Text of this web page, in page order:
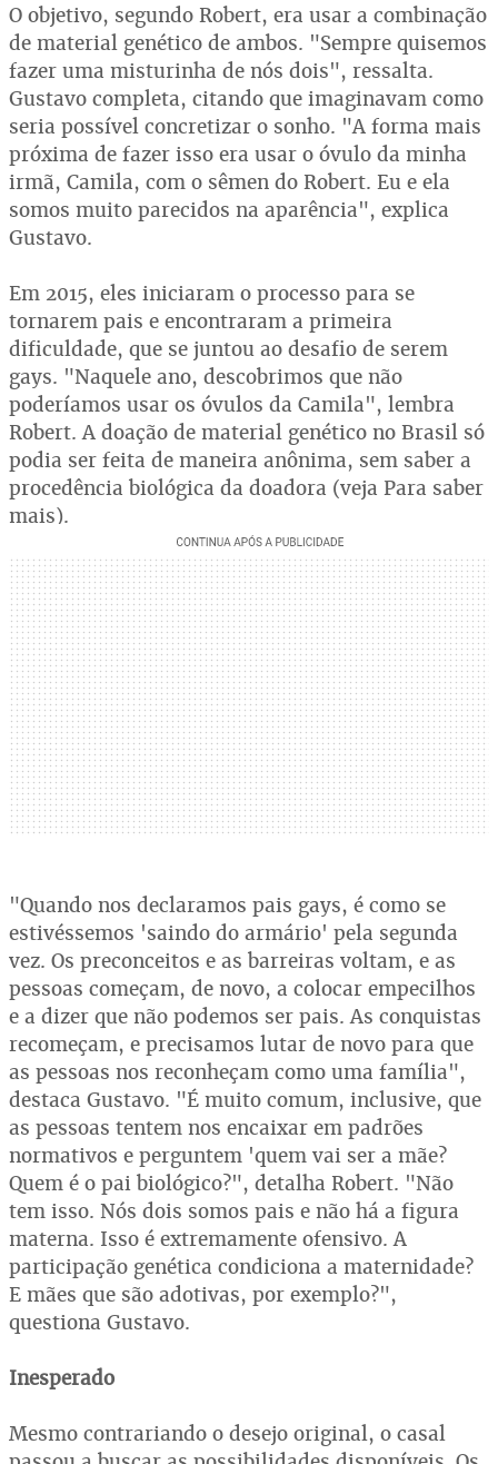
O objetivo, segundo Robert, era usar a combinação
de material genético de ambos. "Sempre quisemos
fazer uma misturinha de nós dois", ressalta.
Gustavo completa, citando que imaginavam como
seria possível concretizar o sonho. "A forma mais
próxima de fazer isso era usar o óvulo da minha
irmã, Camila, com o sêmen do Robert. Eu e ela
somos muito parecidos na aparência", explica
Gustavo.
Em 2015, eles iniciaram o processo para se
tornarem pais e encontraram a primeira
dificuldade, que se juntou ao desafio de serem
gays. "Naquele ano, descobrimos que não
poderíamos usar os óvulos da Camila", lembra
Robert. A doação de material genético no Brasil só
podia ser feita de maneira anônima, sem saber a
procedência biológica da doadora (veja Para saber
mais).
"Quando nos declaramos pais gays, é como se
estivéssemos 'saindo do armário' pela segunda
vez. Os preconceitos e as barreiras voltam, e as
pessoas começam, de novo, a colocar empecilhos
e a dizer que não podemos ser pais. As conquistas
recomeçam, e precisamos lutar de novo para que
as pessoas nos reconheçam como uma família",
destaca Gustavo. "É muito comum, inclusive, que
as pessoas tentem nos encaixar em padrões
normativos e perguntem 'quem vai ser a mãe?
Quem é o pai biológico?", detalha Robert. "Não
tem isso. Nós dois somos pais e não há a figura
materna. Isso é extremamente ofensivo. A
participação genética condiciona a maternidade?
E mães que são adotivas, por exemplo?",
questiona Gustavo.
Inesperado
Mesmo contrariando o desejo original, o casal